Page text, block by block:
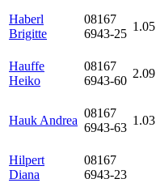
Haberl
Brigitte
08167
6943-25
1.05
Hauffe
Heiko
08167
6943-60
2.09
Hauk Andrea
08167
6943-63
1.03
Hilpert
Diana
08167
6943-23